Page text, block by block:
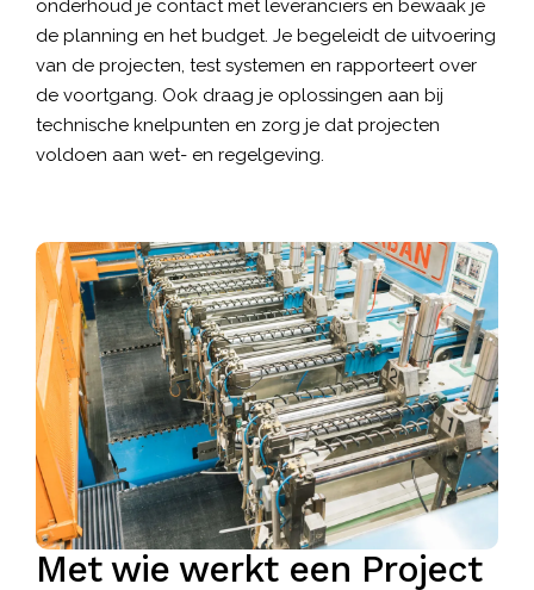
onderhoud je contact met leveranciers en bewaak je
de planning en het budget. Je begeleidt de uitvoering
van de projecten, test systemen en rapporteert over
de voortgang. Ook draag je oplossingen aan bij
technische knelpunten en zorg je dat projecten
voldoen aan wet- en regelgeving.
Met wie werkt een Project